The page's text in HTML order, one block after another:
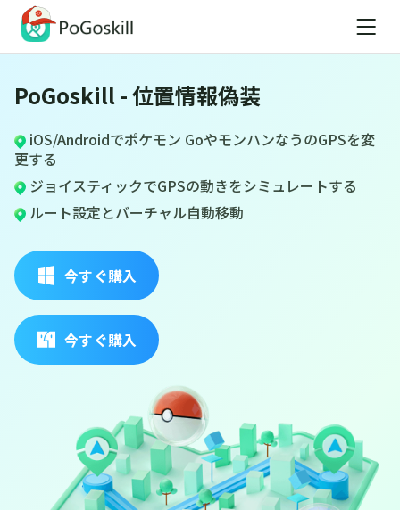
PoGoskill - 位置情報偽装
iOS/Androidでポケモン GoやモンハンなうのGPSを変
更する
ジョイスティックでGPSの動きをシミュレートする
ルート設定とバーチャル自動移動
今すぐ購入
今すぐ購入